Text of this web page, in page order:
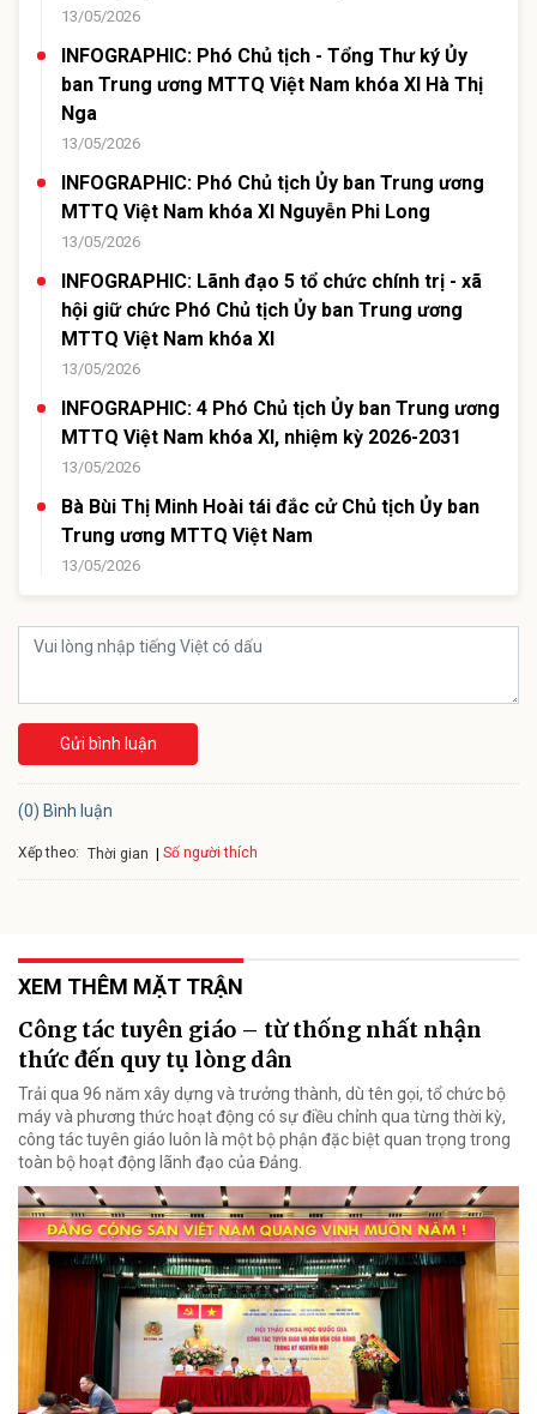
13/05/2026
INFOGRAPHIC: Phó Chủ tịch - Tổng Thư ký Ủy
ban Trung ương MTTQ Việt Nam khóa XI Hà Thị
Nga
13/05/2026
INFOGRAPHIC: Phó Chủ tịch Ủy ban Trung ương
MTTQ Việt Nam khóa XI Nguyễn Phi Long
13/05/2026
INFOGRAPHIC: Lãnh đạo 5 tổ chức chính trị - xã
hội giữ chức Phó Chủ tịch Ủy ban Trung ương
MTTQ Việt Nam khóa XI
13/05/2026
INFOGRAPHIC: 4 Phó Chủ tịch Ủy ban Trung ương
MTTQ Việt Nam khóa XI, nhiệm kỳ 2026-2031
13/05/2026
Bà Bùi Thị Minh Hoài tái đắc cử Chủ tịch Ủy ban
Trung ương MTTQ Việt Nam
13/05/2026
Gửi bình luận
(0) Bình luận
Xếp theo: Thời gian Số người thích
XEM THÊM MẶT TRẬN
Công tác tuyên giáo – từ thống nhất nhận
thức đến quy tụ lòng dân
Trải qua 96 năm xây dựng và trưởng thành, dù tên gọi, tổ chức bộ
máy và phương thức hoạt động có sự điều chỉnh qua từng thời kỳ,
công tác tuyên giáo luôn là một bộ phận đặc biệt quan trọng trong
toàn bộ hoạt động lãnh đạo của Đảng.